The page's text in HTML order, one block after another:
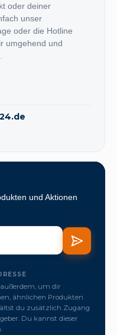
oder deiner
unser
oder die Hotline
umgehend und
und Aktionen
um dir
ähnlichen Produkten
du zusätzlich Zugang
Du kannst dieser